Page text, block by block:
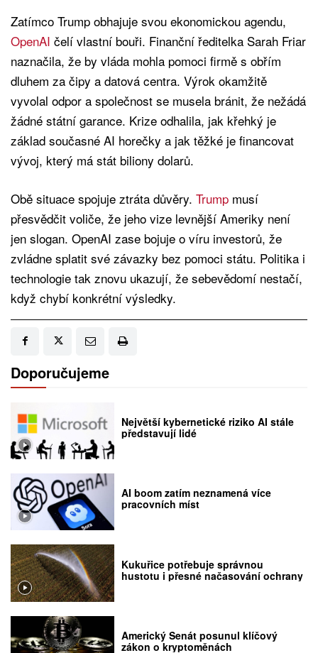
Zatímco Trump obhajuje svou ekonomickou agendu,
OpenAI čelí vlastní bouři. Finanční ředitelka Sarah Friar
naznačila, že by vláda mohla pomoci firmě s obřím
dluhem za čipy a datová centra. Výrok okamžitě
vyvolal odpor a společnost se musela bránit, že nežádá
žádné státní garance. Krize odhalila, jak křehký je
základ současné AI horečky a jak těžké je financovat
vývoj, který má stát biliony dolarů.
Obě situace spojuje ztráta důvěry. Trump musí
přesvědčit voliče, že jeho vize levnější Ameriky není
jen slogan. OpenAI zase bojuje o víru investorů, že
zvládne splatit své závazky bez pomoci státu. Politika i
technologie tak znovu ukazují, že sebevědomí nestačí,
když chybí konkrétní výsledky.
Doporučujeme
Největší kybernetické riziko AI stále
představují lidé
AI boom zatím neznamená více
pracovních míst
Kukuřice potřebuje správnou
hustotu i přesné načasování ochrany
Americký Senát posunul klíčový
zákon o kryptoměnách